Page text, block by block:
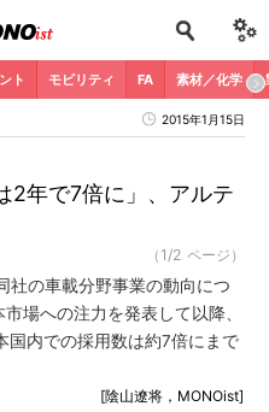
ト モビリティ FA 素材／化学
2015年1月15日
2年で7倍に」、アルテ
（1/2 ページ）
社の車載分野事業の動向につ
場への注力を発表して以降、
国内での採用数は約7倍にまで
[陰山遼将，MONOist]